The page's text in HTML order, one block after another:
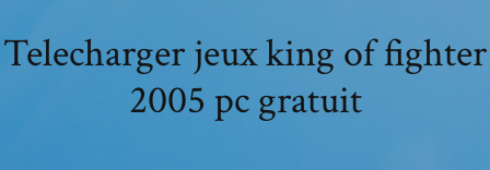
Telecharger jeux king of fighter
2005 pc gratuit